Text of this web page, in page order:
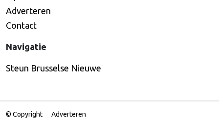
Adverteren
Contact
Navigatie
Steun Brusselse Nieuwe
© Copyright Adverteren